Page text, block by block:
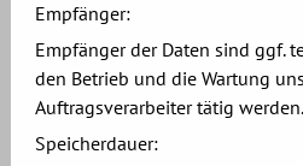
Empfänger:
Empfänger der Daten sind ggf.
den Betrieb und die Wartung
Auftragsverarbeiter tätig werden.
Speicherdauer: